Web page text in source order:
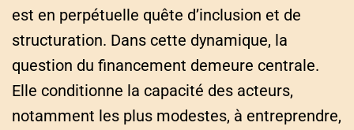
est en perpétuelle quête d’inclusion et de
structuration. Dans cette dynamique, la
question du financement demeure centrale.
Elle conditionne la capacité des acteurs,
notamment les plus modestes, à entreprendre,